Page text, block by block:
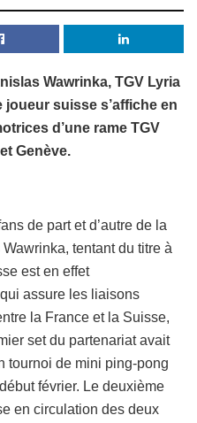
Wawrinka, TGV Lyria
suisse s’affiche en
d’une rame TGV
Genève.
de part et d’autre de la
tentant du titre à
est en effet
assure les liaisons
la France et la Suisse,
set du partenariat avait
tournoi de mini ping-pong
février. Le deuxième
en circulation des deux